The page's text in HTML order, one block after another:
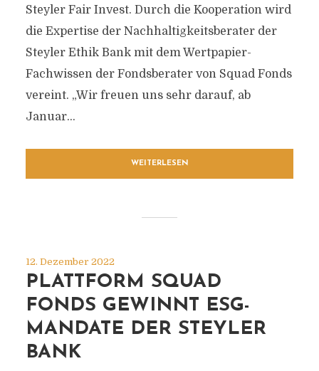
Steyler Fair Invest. Durch die Kooperation wird
die Expertise der Nachhaltigkeitsberater der
Steyler Ethik Bank mit dem Wertpapier-
Fachwissen der Fondsberater von Squad Fonds
vereint. „Wir freuen uns sehr darauf, ab
Januar...
WEITERLESEN
12. Dezember 2022
PLATTFORM SQUAD
FONDS GEWINNT ESG-
MANDATE DER STEYLER
BANK